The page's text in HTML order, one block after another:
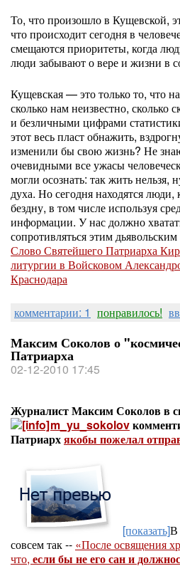
То, что произошло в Кущевской,
что происходит сегодня в
смещаются приоритеты, когда
люди забывают о вере и жизни в
Кущевская — это только то, что
сколько нам неизвестно, сколько
и безличными цифрами
этот весь пласт обнажить,
изменили бы свою жизнь? Не
очевидными все ужасы
могли осознать: так жить нельзя,
духа. Но сегодня находятся люди,
бездну, в том числе используя
информации. У нас должно
сопротивляться этим
Слово Святейшего Патриарха
литургии в Войсковом
Краснодара
комментарии: 1 понравилось!
Максим Соколов о
Патриарха
02-12-2010 17:45
Журналист Максим Соколов в
m_yu_sokolov
Патриархякобы пожелал
[показать]В
совсем так -- «После освящения
что, если бы не его сан и